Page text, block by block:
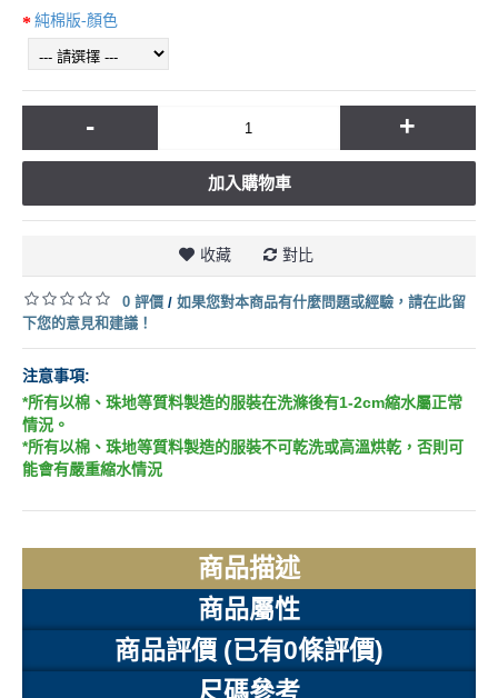
純棉版-顏色
- +
加入購物車
收藏 對比
0 評價 / 如果您對本商品有什麼問題或經驗，請在此留
下您的意見和建議！
注意事項:
*所有以棉、珠地等質料製造的服裝在洗滌後有1-2cm縮水屬正常
情況。
*所有以棉、珠地等質料製造的服裝不可乾洗或高溫烘乾，否則可
能會有嚴重縮水情況
商品描述
商品屬性
商品評價 (已有0條評價)
尺碼參考